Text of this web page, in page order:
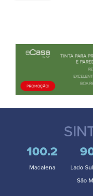
100.2
Madalena
Lado
São